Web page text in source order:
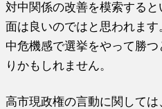
対中関係の改善を模索する
面は良いのではと思われま
中危機感で選挙をやって勝
りかもしれません。
高市現政権の言動に関して